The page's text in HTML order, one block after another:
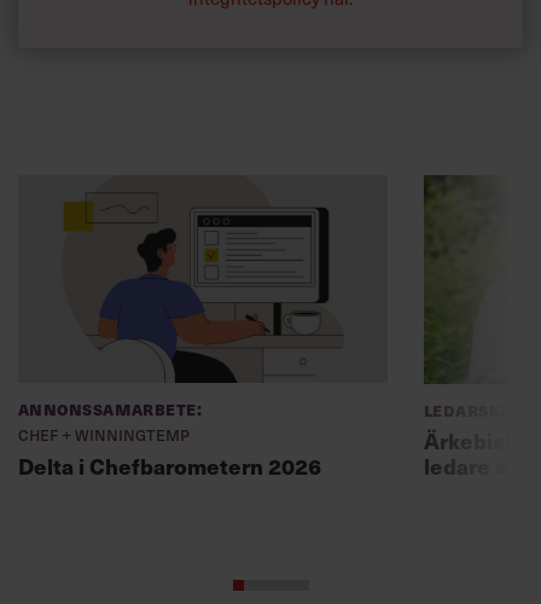
Annonssamarbete:
Chef + Winningtemp
Delta i Chefbarometern 2026
Ledarskap
ledare att